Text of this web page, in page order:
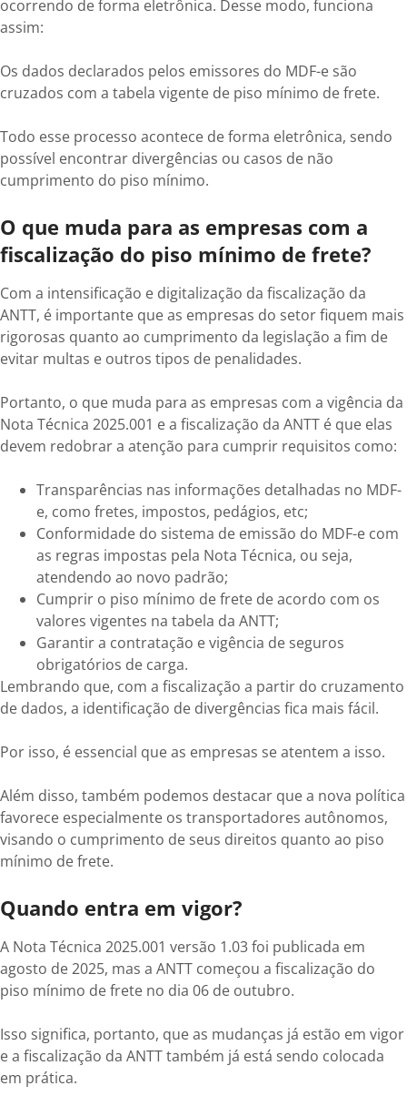
ocorrendo de forma eletrônica. Desse modo, funciona
assim:
Os dados declarados pelos emissores do MDF-e são
cruzados com a tabela vigente de piso mínimo de frete.
Todo esse processo acontece de forma eletrônica, sendo
possível encontrar divergências ou casos de não
cumprimento do piso mínimo.
O que muda para as empresas com a
fiscalização do piso mínimo de frete?
Com a intensificação e digitalização da fiscalização da
ANTT, é importante que as empresas do setor fiquem mais
rigorosas quanto ao cumprimento da legislação a fim de
evitar multas e outros tipos de penalidades.
Portanto, o que muda para as empresas com a vigência da
Nota Técnica 2025.001 e a fiscalização da ANTT é que elas
devem redobrar a atenção para cumprir requisitos como:
Transparências nas informações detalhadas no MDF-
e, como fretes, impostos, pedágios, etc;
Conformidade do sistema de emissão do MDF-e com
as regras impostas pela Nota Técnica, ou seja,
atendendo ao novo padrão;
Cumprir o piso mínimo de frete de acordo com os
valores vigentes na tabela da ANTT;
Garantir a contratação e vigência de seguros
obrigatórios de carga.
Lembrando que, com a fiscalização a partir do cruzamento
de dados, a identificação de divergências fica mais fácil.
Por isso, é essencial que as empresas se atentem a isso.
Além disso, também podemos destacar que a nova política
favorece especialmente os transportadores autônomos,
visando o cumprimento de seus direitos quanto ao piso
mínimo de frete.
Quando entra em vigor?
A Nota Técnica 2025.001 versão 1.03 foi publicada em
agosto de 2025, mas a ANTT começou a fiscalização do
piso mínimo de frete no dia 06 de outubro.
Isso significa, portanto, que as mudanças já estão em vigor
e a fiscalização da ANTT também já está sendo colocada
em prática.